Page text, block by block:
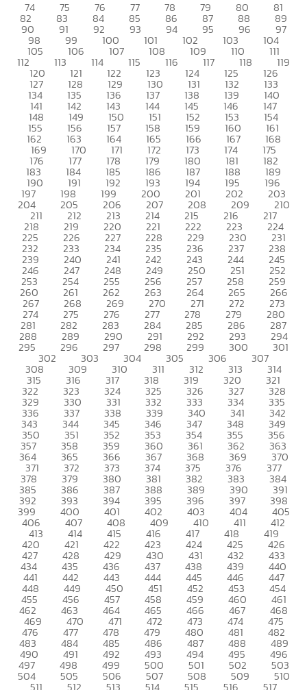
74 75 76 77 78 79 80 81
82 83 84 85 86 87 88 89
90 91 92 93 94 95 96 97
98 99 100 101 102 103 104
105 106 107 108 109 110 111
112 113 114 115 116 117 118 119
120 121 122 123 124 125 126
127 128 129 130 131 132 133
134 135 136 137 138 139 140
141 142 143 144 145 146 147
148 149 150 151 152 153 154
155 156 157 158 159 160 161
162 163 164 165 166 167 168
169 170 171 172 173 174 175
176 177 178 179 180 181 182
183 184 185 186 187 188 189
190 191 192 193 194 195 196
197 198 199 200 201 202 203
204 205 206 207 208 209 210
211 212 213 214 215 216 217
218 219 220 221 222 223 224
225 226 227 228 229 230 231
232 233 234 235 236 237 238
239 240 241 242 243 244 245
246 247 248 249 250 251 252
253 254 255 256 257 258 259
260 261 262 263 264 265 266
267 268 269 270 271 272 273
274 275 276 277 278 279 280
281 282 283 284 285 286 287
288 289 290 291 292 293 294
295 296 297 298 299 300 301
302 303 304 305 306 307
308 309 310 311 312 313 314
315 316 317 318 319 320 321
322 323 324 325 326 327 328
329 330 331 332 333 334 335
336 337 338 339 340 341 342
343 344 345 346 347 348 349
350 351 352 353 354 355 356
357 358 359 360 361 362 363
364 365 366 367 368 369 370
371 372 373 374 375 376 377
378 379 380 381 382 383 384
385 386 387 388 389 390 391
392 393 394 395 396 397 398
399 400 401 402 403 404 405
406 407 408 409 410 411 412
413 414 415 416 417 418 419
420 421 422 423 424 425 426
427 428 429 430 431 432 433
434 435 436 437 438 439 440
441 442 443 444 445 446 447
448 449 450 451 452 453 454
455 456 457 458 459 460 461
462 463 464 465 466 467 468
469 470 471 472 473 474 475
476 477 478 479 480 481 482
483 484 485 486 487 488 489
490 491 492 493 494 495 496
497 498 499 500 501 502 503
504 505 506 507 508 509 510
511 512 513 514 515 516 517